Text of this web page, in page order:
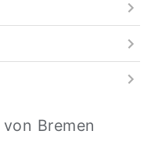
Bremen